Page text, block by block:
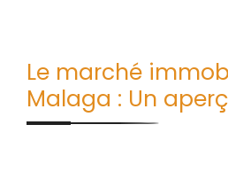
Le marché
Malaga : Un